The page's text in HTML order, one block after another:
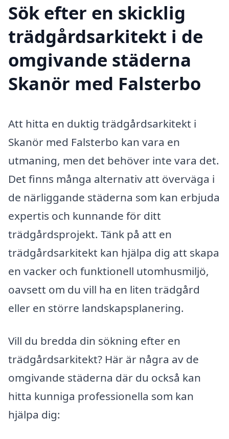
Sök efter en skicklig
trädgårdsarkitekt i de
omgivande städerna
Skanör med Falsterbo
Att hitta en duktig trädgårdsarkitekt i
Skanör med Falsterbo kan vara en
utmaning, men det behöver inte vara det.
Det finns många alternativ att överväga i
de närliggande städerna som kan erbjuda
expertis och kunnande för ditt
trädgårdsprojekt. Tänk på att en
trädgårdsarkitekt kan hjälpa dig att skapa
en vacker och funktionell utomhusmiljö,
oavsett om du vill ha en liten trädgård
eller en större landskapsplanering.
Vill du bredda din sökning efter en
trädgårdsarkitekt? Här är några av de
omgivande städerna där du också kan
hitta kunniga professionella som kan
hjälpa dig: